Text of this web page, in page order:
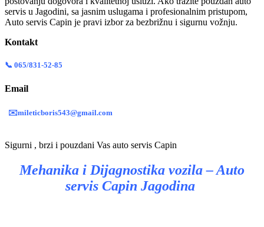
servis u Jagodini, sa jasnim uslugama i profesionalnim pristupom,
Auto servis Capin je pravi izbor za bezbrižnu i sigurnu vožnju.
Kontakt
📞 065/831-52-85
Email
✉️mileticboris543@gmail.com
Sigurni , brzi i pouzdani Vas auto servis Capin
Mehanika i Dijagnostika vozila – Auto
servis Capin Jagodina